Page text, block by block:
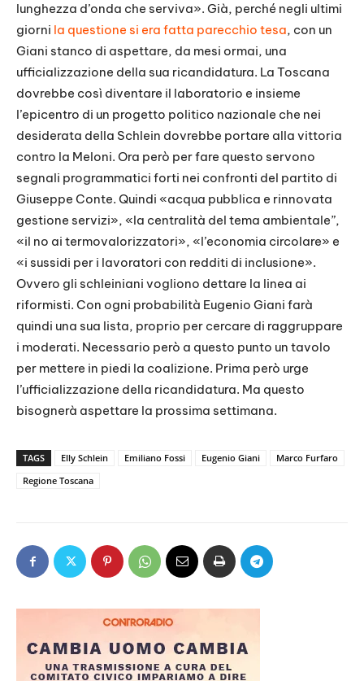
lunghezza d’onda che serviva». Già, perché negli ultimi
giorni la questione si era fatta parecchio tesa, con un
Giani stanco di aspettare, da mesi ormai, una
ufficializzazione della sua ricandidatura. La Toscana
dovrebbe così diventare il laboratorio e insieme
l’epicentro di un progetto politico nazionale che nei
desiderata della Schlein dovrebbe portare alla vittoria
contro la Meloni. Ora però per fare questo servono
segnali programmatici forti nei confronti del partito di
Giuseppe Conte. Quindi «acqua pubblica e rinnovata
gestione servizi», «la centralità del tema ambientale”,
«il no ai termovalorizzatori», «l’economia circolare» e
«i sussidi per i lavoratori con redditi di inclusione».
Ovvero gli schleiniani vogliono dettare la linea ai
riformisti. Con ogni probabilità Eugenio Giani farà
quindi una sua lista, proprio per cercare di raggruppare
i moderati. Necessario però a questo punto un tavolo
per mettere in piedi la coalizione. Prima però urge
l’ufficializzazione della ricandidatura. Ma questo
bisognerà aspettare la prossima settimana.
TAGS Elly Schlein Emiliano Fossi Eugenio Giani
Marco Furfaro
Regione Toscana